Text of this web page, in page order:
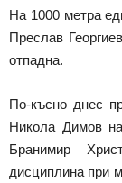
На 1000 метра
Преслав
отпадна.
По-късно днес
Никола Димов
Бранимир
дисциплина при